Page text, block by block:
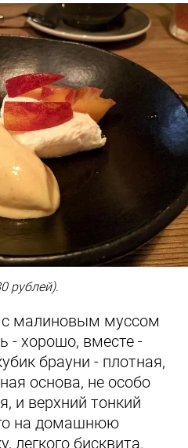
рублей).
малиновым муссом
- хорошо, вместе -
брауни - плотная,
основа, не особо
и верхний тонкий
на домашнюю
легкого бисквита.